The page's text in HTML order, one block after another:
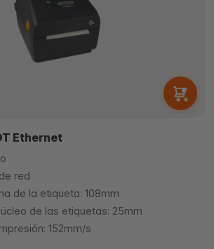
Ethernet
red
de la etiqueta: 108mm
de las etiquetas: 25mm
152mm/s